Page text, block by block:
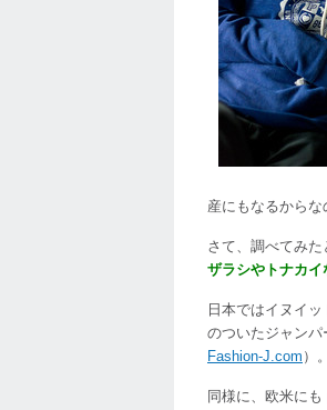
産にもなるからな
さて、調べてみた
ザラシやトナカ
日本ではイヌイ
のついたジャンパ
Fashion-J.com ）。
同様に、欧米にも